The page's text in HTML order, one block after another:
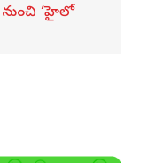
నుంచి ‘హైలో